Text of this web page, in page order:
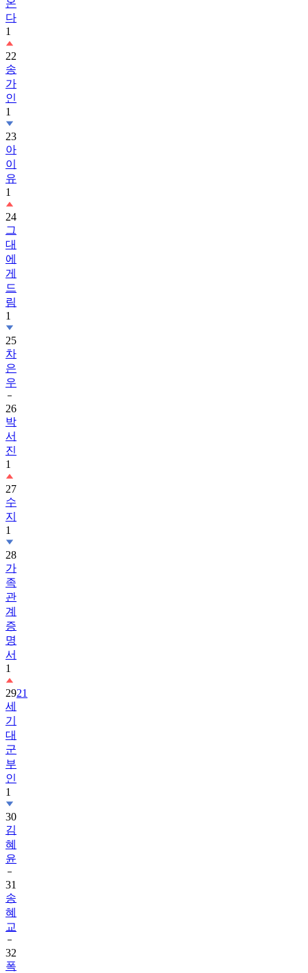
온
다
1
22
송
가
인
1
23
아
이
유
1
24
그
대
에
게
드
림
1
25
차
은
우
26
박
서
진
1
27
수
지
1
28
가
족
관
계
증
명
서
1
2921
세
기
대
군
부
인
1
30
김
혜
윤
31
송
혜
교
32
폭